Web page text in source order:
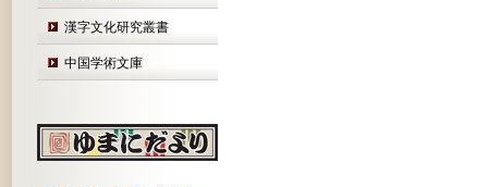
漢字文化研究叢書
中国学術文庫